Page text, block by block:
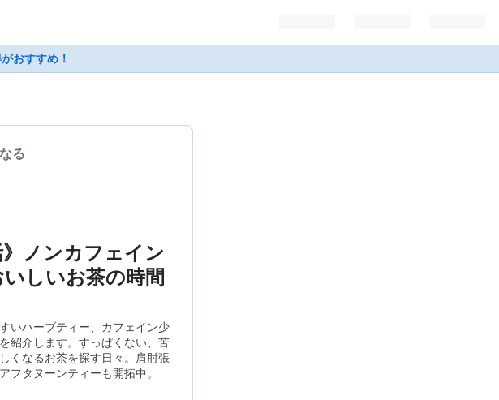
おすすめ！
る
ノンカフェイン
しいお茶の時間
いハーブティー、カフェイン少
紹介します。すっぱくない、苦
くなるお茶を探す日々。肩肘張
フタヌーンティーも開拓中。